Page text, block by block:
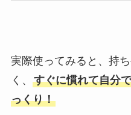
実際使ってみると、持
く、 すぐに慣れて自分
っくり！